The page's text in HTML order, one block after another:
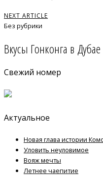
NEXT ARTICLE
Без рубрики
Вкусы Гонконга в Дубае
Свежий номер
Актуальное
Новая глава истории
Уловить неуловимое
Вояж мечты
Летнее чаепитие